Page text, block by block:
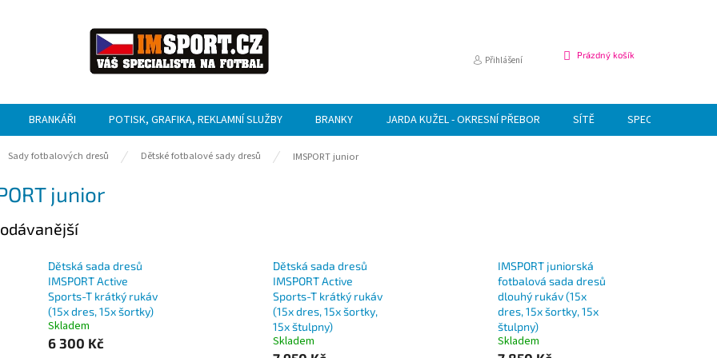
Přihlášení
NÁKUPNÍ
Prázdný košík
BRANKÁŘI POTISK, GRAFIKA, REKLAMNÍ SLUŽBY BRANKY JARDA KUŽEL - OKRESNÍ PŘEBOR SÍTĚ SPECIÁLNÍ NABÍDKA
Sady fotbalových dresů Dětské fotbalové sady dresů IMSPORT junior
junior
Dětská sada dresů
IMSPORT Active
Sports-T krátký rukáv
(15x dres, 15x šortky)
Skladem
6 300 Kč
Dětská sada dresů
IMSPORT Active
Sports-T krátký rukáv
(15x dres, 15x šortky,
15x štulpny)
Skladem
IMSPORT juniorská
fotbalová sada dresů
dlouhý rukáv (15x
dres, 15x šortky, 15x
štulpny)
Skladem